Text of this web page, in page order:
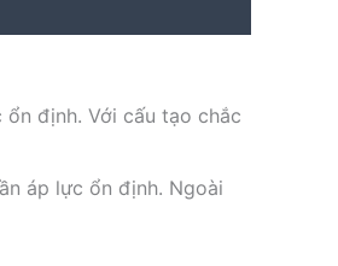
định. Với cấu tạo chắc
áp lực ổn định. Ngoài